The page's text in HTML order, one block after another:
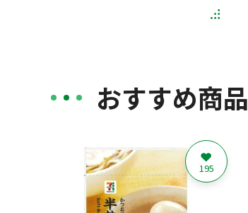
おすすめ商品
195